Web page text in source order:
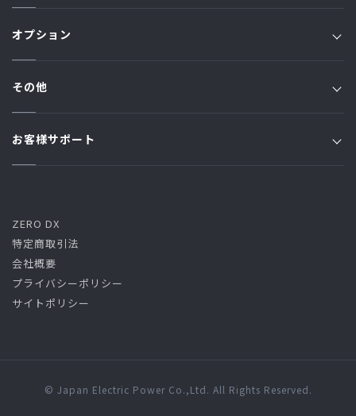
プラン一覧
JFプラン
Jプラン
オール電化プラン
くらし・しごと・どうりょくプラン
高圧プラン
燃料費等調整額(J・JF・JP・L・オール電化・トリプルアシス
ガスTOP
JSプラン
原料費調整額
ご利用規約・約款
ガス漏れ時の緊急対応
オプション
ジャパン家電修理アシスト
ジャパン端末アシスト
ジャパン駆けつけアシスト
その他
お知らせ一覧
コラム一覧
お客様サポート
クーリング・オフ
ZERO DX
特定商取引法
会社概要
プライバシーポリシー
サイトポリシー
© Japan Electric Power Co.,Ltd. All Rights Reserved.